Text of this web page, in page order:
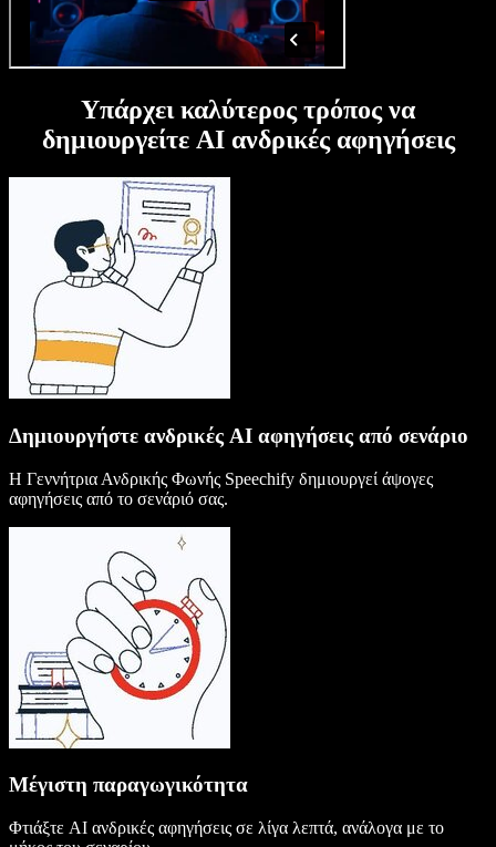
Υπάρχει καλύτερος τρόπος να
δημιουργείτε AI ανδρικές αφηγήσεις
Δημιουργήστε ανδρικές AI αφηγήσεις από σενάριο
Η Γεννήτρια Ανδρικής Φωνής Speechify δημιουργεί άψογες
αφηγήσεις από το σενάριό σας.
Μέγιστη παραγωγικότητα
Φτιάξτε AI ανδρικές αφηγήσεις σε λίγα λεπτά, ανάλογα με το